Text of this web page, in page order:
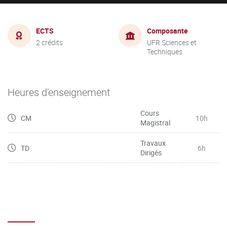
ECTS
2 crédits
Composante
UFR Sciences et
Techniques
Heures d'enseignement
CM
Cours
Magistral
10h
TD
Travaux
Dirigés
6h